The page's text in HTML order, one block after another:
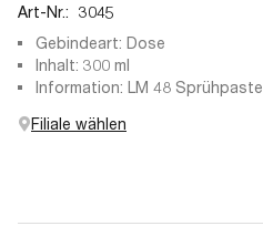
Art-Nr.: 3045
Gebindeart: Dose
Inhalt: 300 ml
Information: LM 48 Sprühpaste
Filiale wählen